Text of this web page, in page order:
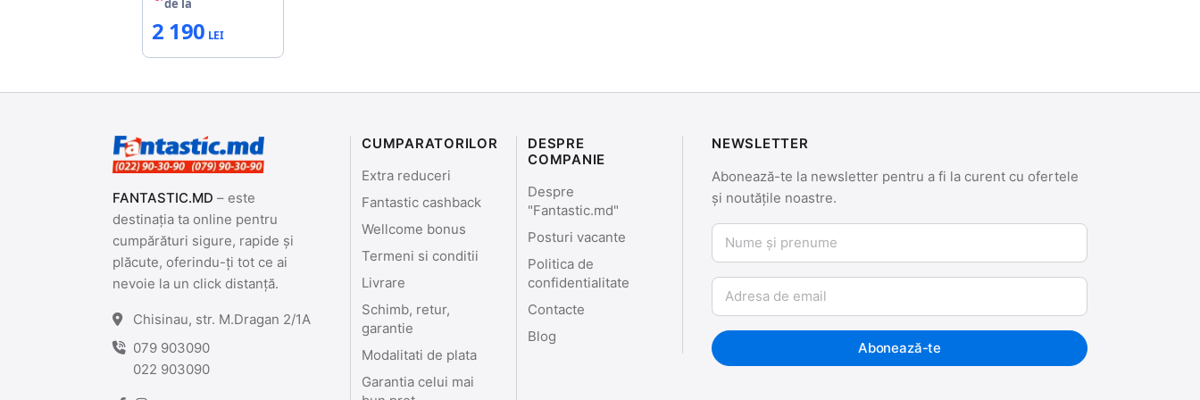
2 190
FANTASTIC.MD – este
destinația ta online pentru
cumpărături sigure, rapide și
plăcute, oferindu-ți tot ce ai
nevoie la un click distanță.
Chisinau, str. M.Dragan 2/1A
079 903090
022 903090
CUMPARATORILOR
Extra reduceri
Fantastic cashback
Wellcome bonus
Termeni si conditii
Livrare
Schimb, retur,
garantie
Modalitati de plata
Garantia celui mai
DESPRE
COMPANIE
Despre
"Fantastic.md"
Posturi vacante
Politica de
confidentialitate
Contacte
Blog
NEWSLETTER
Abonează-te la newsletter pentru a fi la curent cu ofertele
și noutățile noastre.
Nume și prenume
Email
Abonează-te